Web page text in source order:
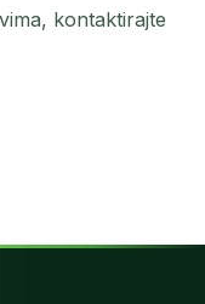
kontaktirajte